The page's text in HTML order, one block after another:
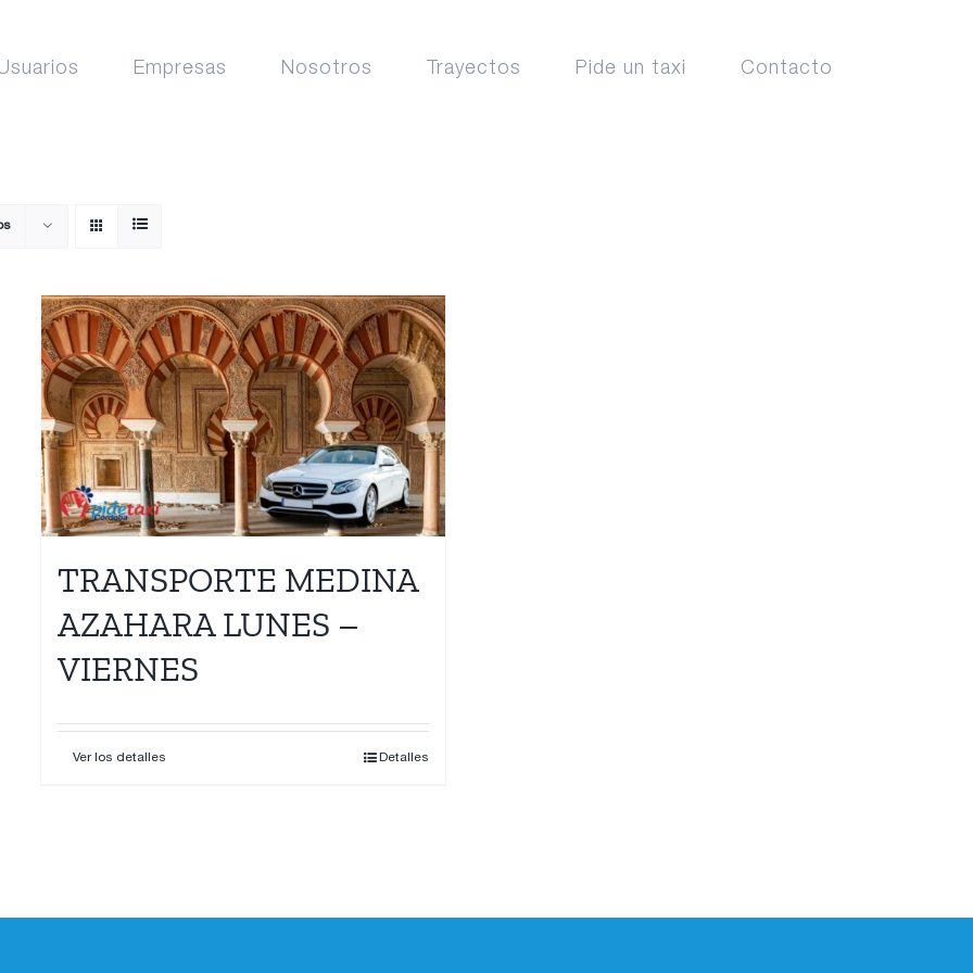
Empresas Nosotros Trayectos Pide un taxi Contacto
TRANSPORTE MEDINA
AZAHARA LUNES –
VIERNES
Ver los detalles Detalles